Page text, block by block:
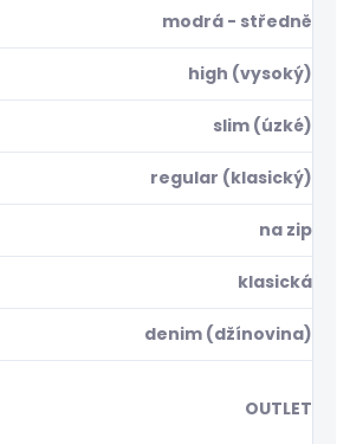
modrá - středně
high (vysoký)
slim (úzké)
regular (klasický)
na zip
klasická
denim (džínovina)
OUTLET